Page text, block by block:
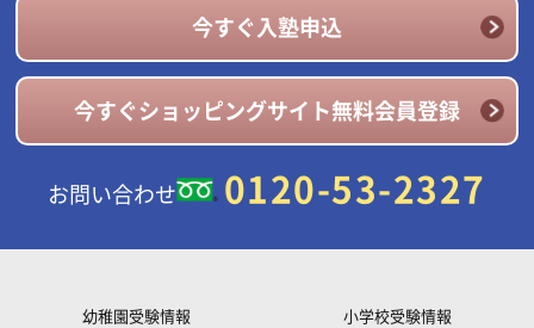
今すぐ入塾申込
今すぐショッピングサイト無料会員登録
お問い合わせ 0120-53-2327
幼稚園受験情報
小学校受験情報